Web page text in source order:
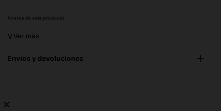
Acerca de este producto
˅Ver más
Envíos y devoluciones
✕